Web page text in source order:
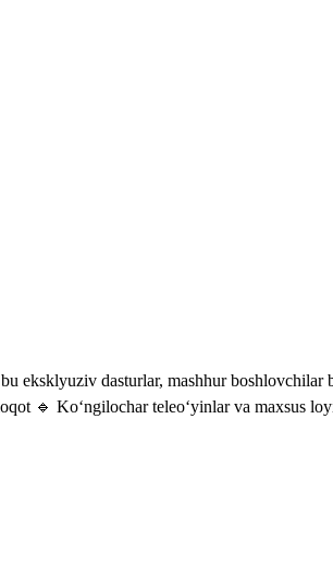
eksklyuziv dasturlar, mashhur
🔹 Ko‘ngilochar teleo‘yinlar va maxsus